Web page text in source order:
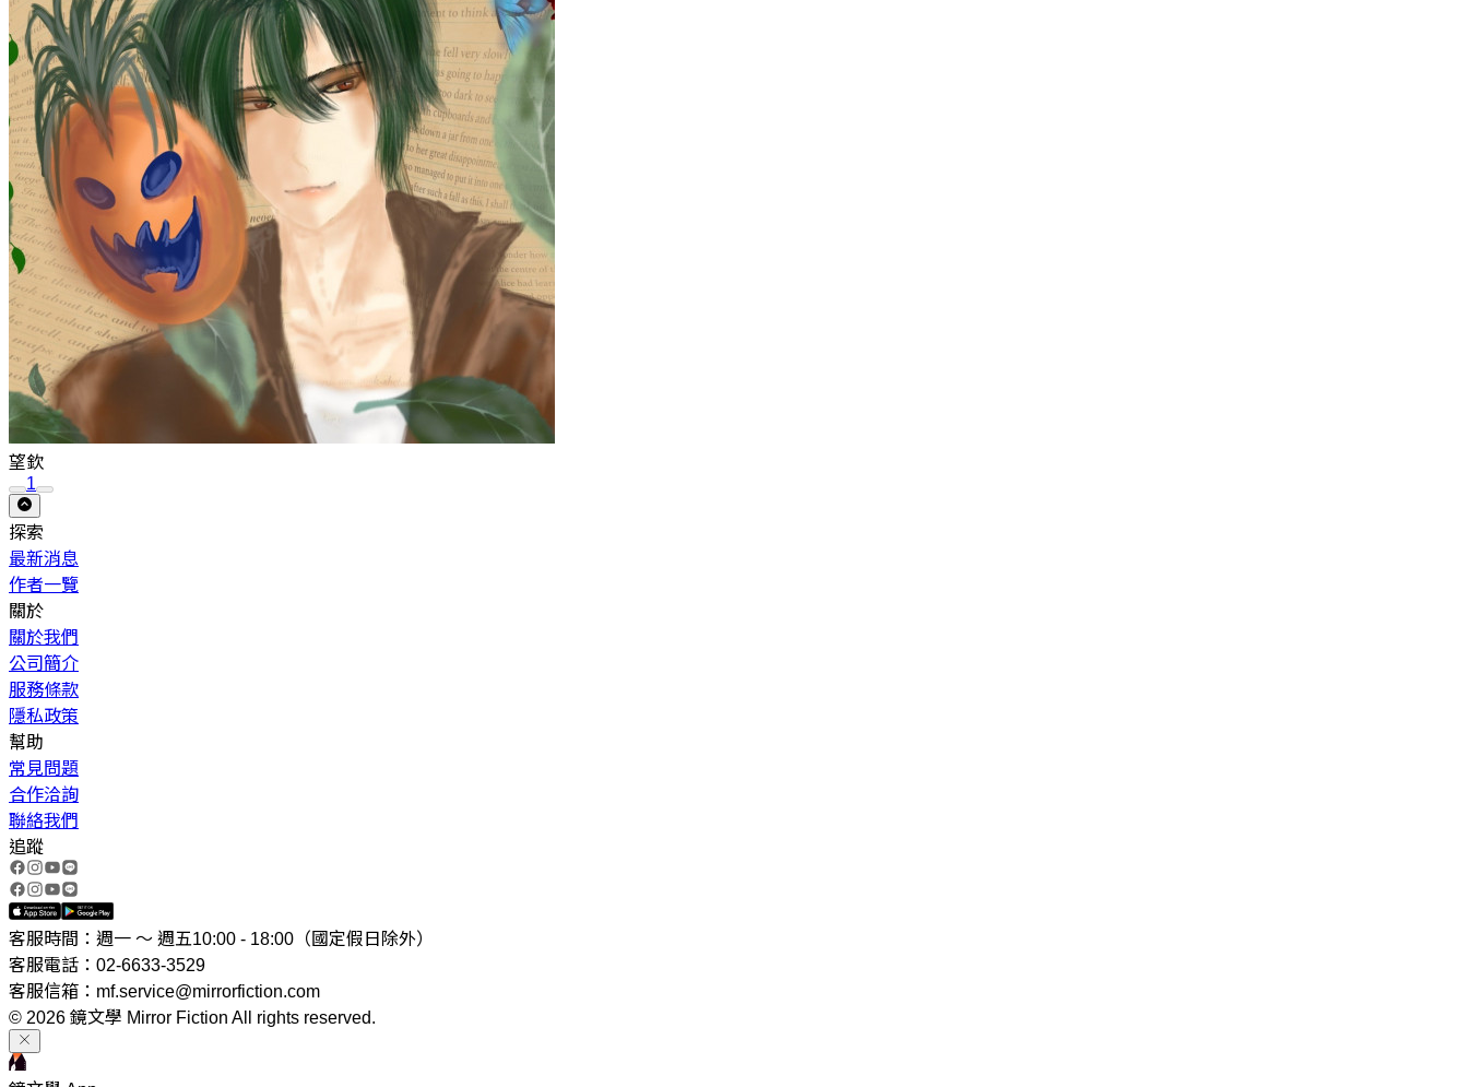
望欽
1
探索
最新消息
作者一覽
關於
關於我們
公司簡介
服務條款
隱私政策
幫助
常見問題
合作洽詢
聯絡我們
追蹤
客服時間：週一 ～ 週五10:00 - 18:00（國定假日除外）
客服電話：02-6633-3529
客服信箱：mf.service@mirrorfiction.com
© 2026 鏡文學 Mirror Fiction All rights reserved.